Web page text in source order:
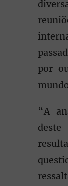
por
“A